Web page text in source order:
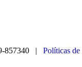
857340 | Políticas